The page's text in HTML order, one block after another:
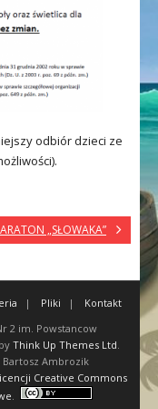
odbiór dzieci ze
„SŁOWAKA”
Pliki
Kontakt
2 im. Powstancow
Think Up Themes Ltd
Bartosz Ambrozik
Creative Commons